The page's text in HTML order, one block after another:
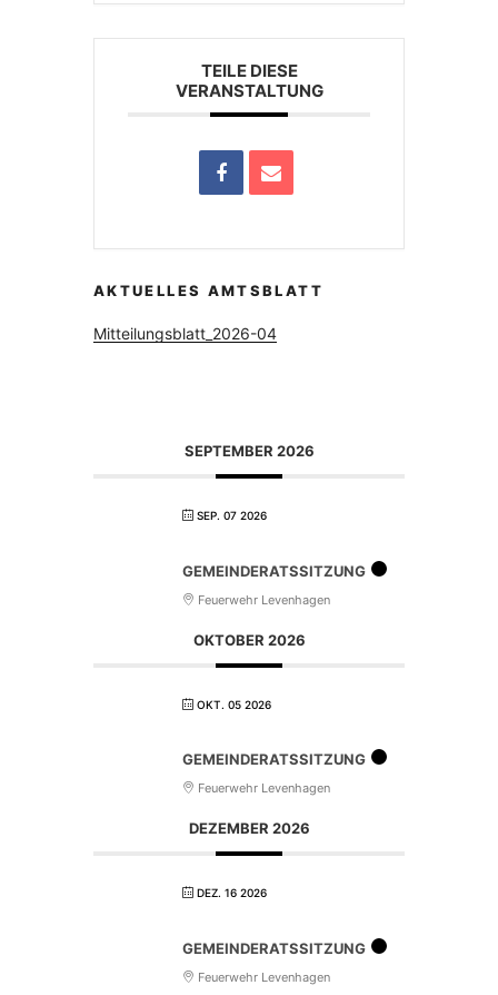
TEILE DIESE
VERANSTALTUNG
AKTUELLES AMTSBLATT
Mitteilungsblatt_2026-04
SEPTEMBER 2026
SEP. 07 2026
GEMEINDERATSSITZUNG
Feuerwehr Levenhagen
OKTOBER 2026
OKT. 05 2026
GEMEINDERATSSITZUNG
Feuerwehr Levenhagen
DEZEMBER 2026
DEZ. 16 2026
GEMEINDERATSSITZUNG
Feuerwehr Levenhagen